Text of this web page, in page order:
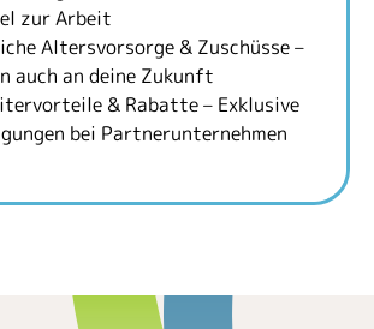
zur Arbeit
Altersvorsorge & Zuschüsse –
auch an deine Zukunft
& Rabatte – Exklusive
bei Partnerunternehmen